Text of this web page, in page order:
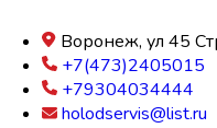
Воронеж, ул 45
+7(473)2405015
+79304034444
holodservis@list.ru